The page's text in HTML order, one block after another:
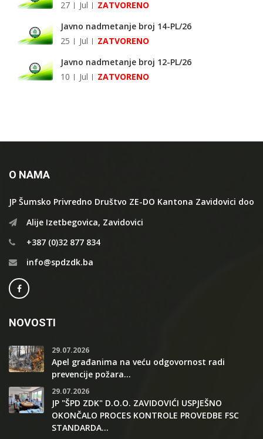
27
Jul
ZATVORENO
Javno nadmetanje broj 14-PL/26
25
Jul
ZATVORENO
Javno nadmetanje broj 12-PL/26
10
Jul ZATVORENO
O NAMA
JP Šumsko Privredno Društvo ZE-DO Kantona Zavidovici doo
Alije Izetbegovica, Zavidovici
+387 (0)32 877 834
info@spdzdk.ba
NOVOSTI
29.07.2026
Apel građanima na veću odgovornost radi
prevencije požara...
29.07.2026
JP "ŠPD ZDK" D.O.O. ZAVIDOVIĆI USPJEŠNO
OKONČALO PROCES KONTROLE PROVEDBE FSC
STANDARDA...